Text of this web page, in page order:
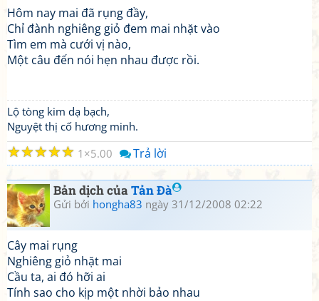
Hôm nay mai đã rụng đầy,
Chỉ đành nghiêng giỏ đem mai nhặt vào
Tìm em mà cưới vị nào,
Một câu đến nói hẹn nhau được rồi.
Lộ tòng kim dạ bạch,
Nguyệt thị cố hương minh.
☆
☆
☆
☆
☆ 1 5.00 Trả lời
Bản dịch củaTản Đà
Gửi bởi hongha83 ngày 31/12/2008 02:22
Cây mai rụng
Nghiêng giỏ nhặt mai
Cầu ta, ai đó hỡi ai
Tính sao cho kịp một nhời bảo nhau